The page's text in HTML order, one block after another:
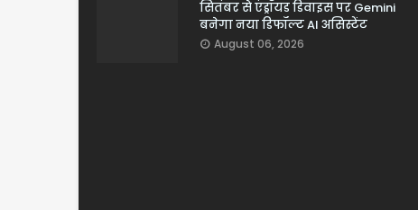
सितंबर से एंड्रॉयड डिवाइस पर Gemini
बनेगा नया डिफॉल्ट AI असिस्टेंट
August 06, 2026